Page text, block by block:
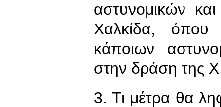
αστυνομικών
Χαλκίδα, όπου
κάποιων
στην δράση της
3. Τι μέτρα θα